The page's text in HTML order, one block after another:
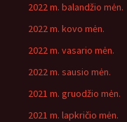
2022 m. balandžio mėn.
2022 m. kovo mėn.
2022 m. vasario mėn.
2022 m. sausio mėn.
2021 m. gruodžio mėn.
2021 m. lapkričio mėn.